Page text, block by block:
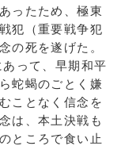
ったため、極東
犯（重要戦争犯
の死を遂げた。
って、早期和平
蛇蝎のごとく嫌
ことなく信念を
は、本土決戦も
ところで食い止